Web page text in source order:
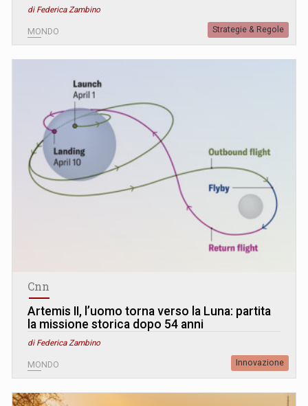
di Federica Zambino
MONDO Strategie & Regole
Cnn
Artemis II, l’uomo torna verso la Luna: partita
la missione storica dopo 54 anni
di Federica Zambino
MONDO Innovazione